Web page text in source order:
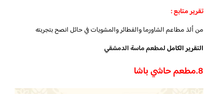
تقرير متابع :
من ألذ مطاعم الشاورما والفطائر والمشويات في حائل انصح بتجربته
التقرير الكامللمطعم ماسة الدمشقي
8.مطعم حاشي باشا